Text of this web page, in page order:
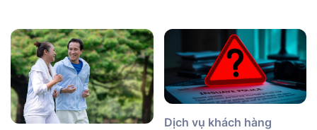
Dịch vụ khách hàng